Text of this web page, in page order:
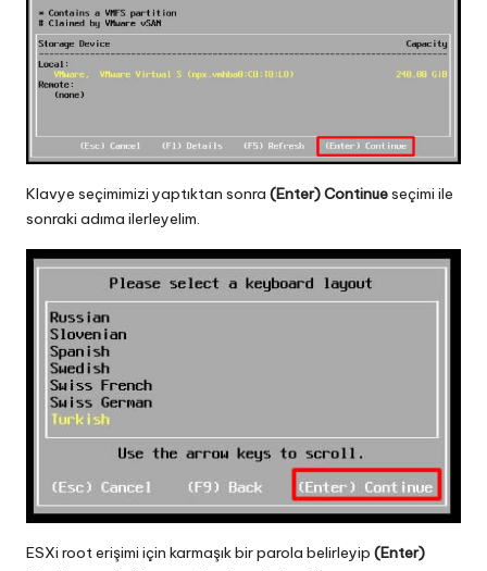
Klavye seçimimizi yaptıktan sonra (Enter) Continueseçimi ile
sonraki adıma ilerleyelim.
ESXi root erişimi için karmaşık bir parola belirleyip (Enter)